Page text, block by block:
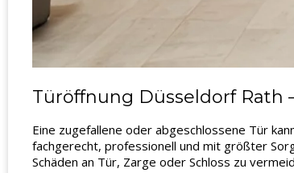
Türöffnung Düsseldorf Rath
Eine zugefallene oder abgeschlossene Tür
fachgerecht, professionell und mit größter
Schäden an Tür, Zarge oder Schloss zu